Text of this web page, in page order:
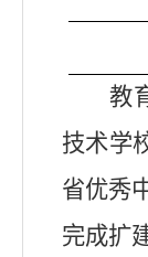
教
技术学
省优秀
完成扩